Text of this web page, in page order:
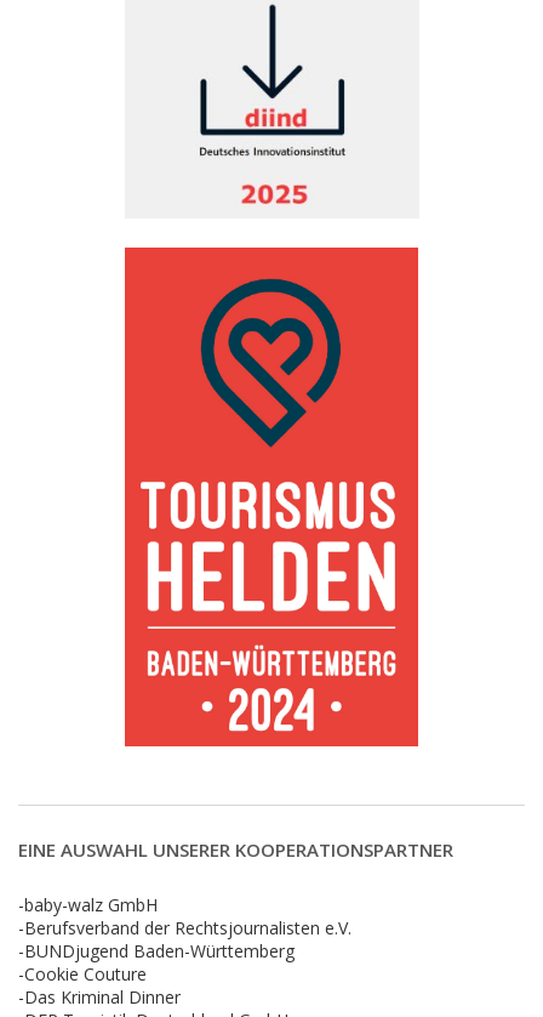
EINE AUSWAHL UNSERER KOOPERATIONSPARTNER
-baby-walz GmbH
-Berufsverband der Rechtsjournalisten e.V.
-BUNDjugend Baden-Württemberg
-Cookie Couture
-Das Kriminal Dinner